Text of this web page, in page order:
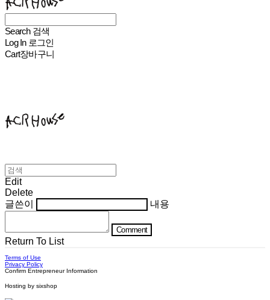
Search 검색
Log In 로그인
Cart장바구니
Edit
Delete
글쓴이
내용
Comment
Return To List
Terms of Use
Privacy Policy
Confirm Entrepreneur Information
Hosting by sixshop